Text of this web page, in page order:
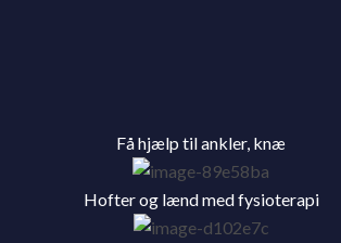
Få hjælp til ankler, knæ
Hofter og lænd med fysioterapi